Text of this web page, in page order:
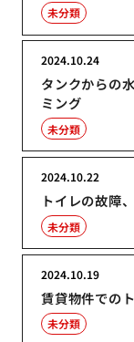
未分類
タンクからの
ミング
2024.10.24
未分類
トイレの故障
2024.10.22
未分類
賃貸物件での
2024.10.19
未分類